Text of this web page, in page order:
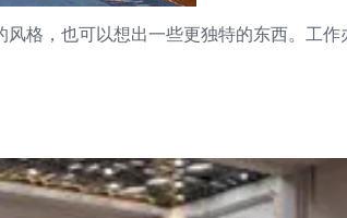
格，也可以想出一些更独特的东西。工